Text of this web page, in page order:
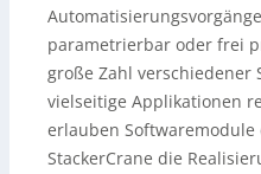
parametrierbar oder frei
große Zahl verschiedener
vielseitige Applikationen
erlauben
StackerCrane die